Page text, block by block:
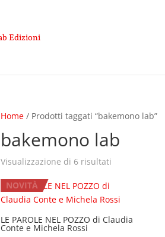
Home / Prodotti taggati “bakemono lab”
bakemono lab
Visualizzazione di 6 risultati
NOVITÀ
LE PAROLE NEL POZZO di Claudia
Conte e Michela Rossi